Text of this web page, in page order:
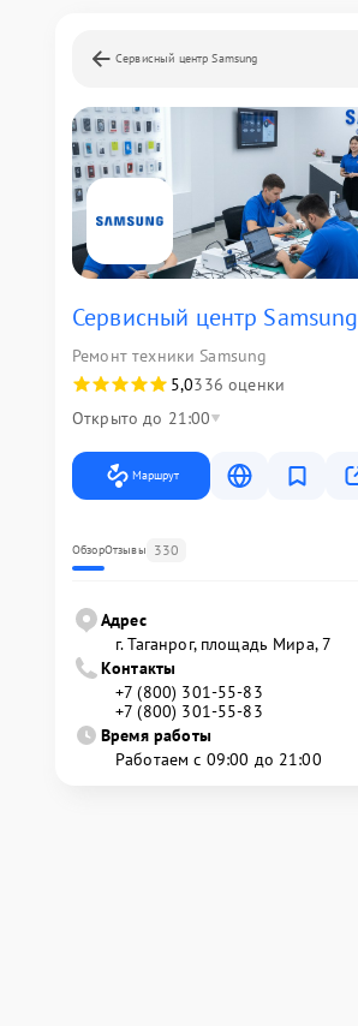
Сервисный центр Samsung
Сервисный центр Samsung
Ремонт техники Samsung
5,0336 оценки
Открыто до 21:00
Маршрут
ОбзорОтзывы 330
Адрес
г. Таганрог, площадь Мира, 7
Контакты
+7 (800) 301-55-83
+7 (800) 301-55-83
Время работы
Работаем с 09:00 до 21:00